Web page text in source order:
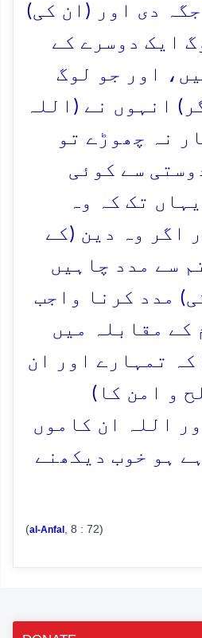
دی اور (ان کی)
ایک دوسرے کے
اور جو لوگ
انہوں نے (اللہ
نہ چھوڑے تو
سے کوئی
تک کہ وہ
اگر وہ دین (کے
سے مدد چاہیں
مدد کرنا واجب
کے مقابلہ میں
کہ تمہارے اور ان
و امن کا)
اللہ ان کاموں
ہو خوب دیکھنے
(al-Anfal , 8 : 72)